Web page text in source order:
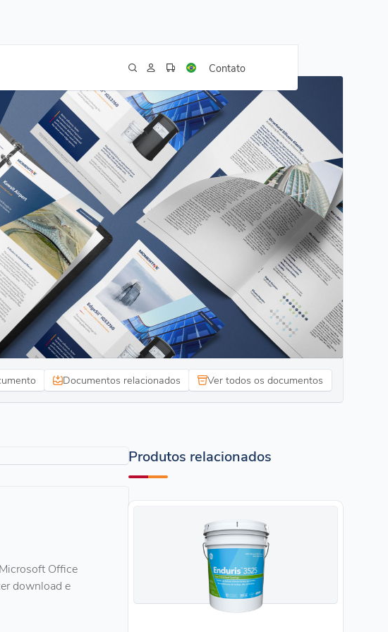
Contato
Documentos relacionados Ver todos os documentos
Office
download e
Produtos relacionados